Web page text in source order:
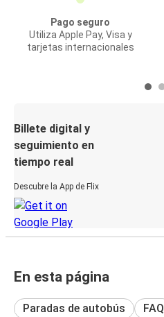
Pago seguro
Utiliza Apple Pay, Visa y
tarjetas internacionales
Billete digital y
seguimiento en
tiempo real
Descubre la App de Flix
En esta página
Paradas de autobús FAQ